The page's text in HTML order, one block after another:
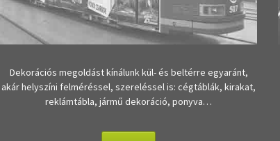
Dekorációs megoldást kínálunk kül- és beltérre egyaránt,
akár helyszíni felméréssel, szereléssel is: cégtáblák, kirakat,
reklámtábla, jármű dekoráció, ponyva…